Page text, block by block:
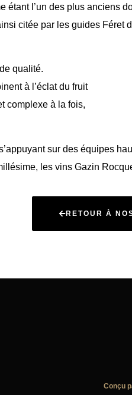
étant l’un des plus anciens
citée par les guides
qualité.
à l’éclat du fruit
complexe à la fois,
sur des équipes
les vins Gazin
RETOUR À
Conçu